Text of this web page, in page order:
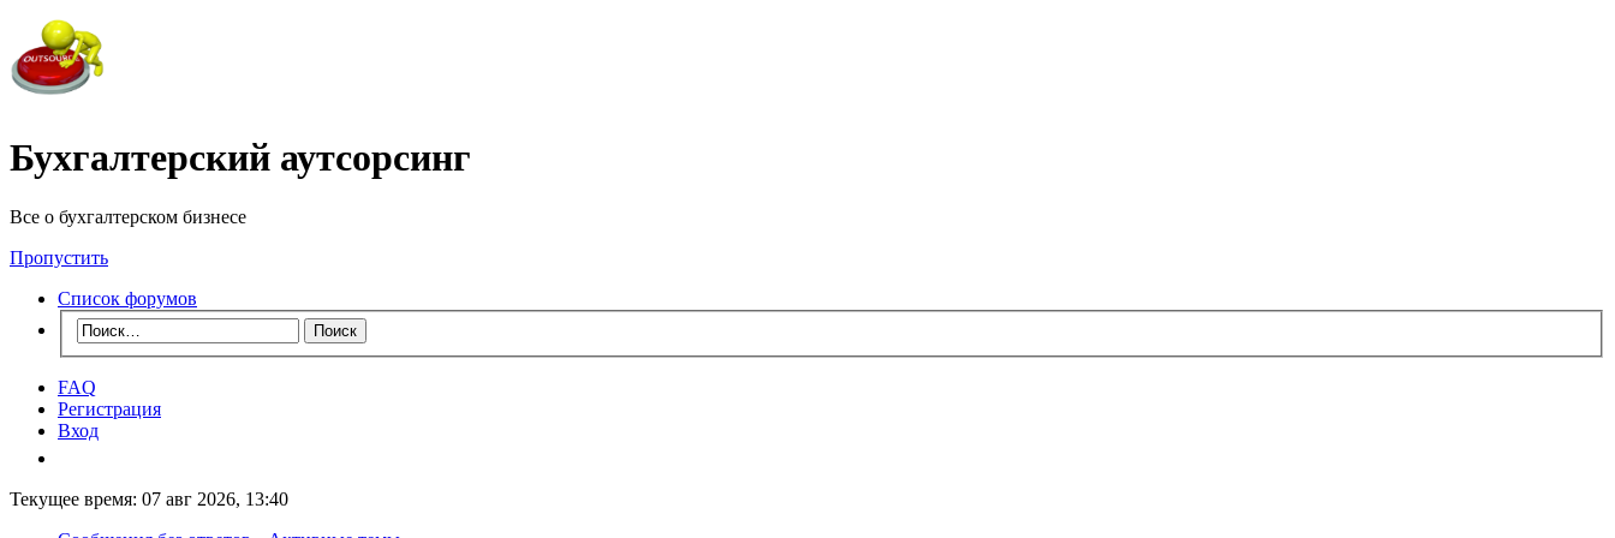
Бухгалтерский аутсорсинг
Все о бухгалтерском бизнесе
Пропустить
Список форумов
FAQ
Регистрация
Вход
Текущее время: 07 авг 2026, 13:40